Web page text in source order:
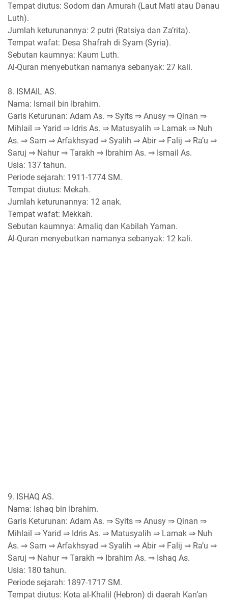
Tempat diutus: Sodom dan Amurah (Laut Mati atau Danau
Luth).
Jumlah keturunannya: 2 putri (Ratsiya dan Za’rita).
Tempat wafat: Desa Shafrah di Syam (Syria).
Sebutan kaumnya: Kaum Luth.
Al-Quran menyebutkan namanya sebanyak: 27 kali.
8. ISMAIL AS.
Nama: Ismail bin Ibrahim.
Garis Keturunan: Adam As. ⇒ Syits ⇒ Anusy ⇒ Qinan ⇒
Mihlail ⇒ Yarid ⇒ Idris As. ⇒ Matusyalih ⇒ Lamak ⇒ Nuh
As. ⇒ Sam ⇒ Arfakhsyad ⇒ Syalih ⇒ Abir ⇒ Falij ⇒ Ra’u ⇒
Saruj ⇒ Nahur ⇒ Tarakh ⇒ Ibrahim As. ⇒ Ismail As.
Usia: 137 tahun.
Periode sejarah: 1911-1774 SM.
Tempat diutus: Mekah.
Jumlah keturunannya: 12 anak.
Tempat wafat: Mekkah.
Sebutan kaumnya: Amaliq dan Kabilah Yaman.
Al-Quran menyebutkan namanya sebanyak: 12 kali.
9. ISHAQ AS.
Nama: Ishaq bin Ibrahim.
Garis Keturunan: Adam As. ⇒ Syits ⇒ Anusy ⇒ Qinan ⇒
Mihlail ⇒ Yarid ⇒ Idris As. ⇒ Matusyalih ⇒ Lamak ⇒ Nuh
As. ⇒ Sam ⇒ Arfakhsyad ⇒ Syalih ⇒ Abir ⇒ Falij ⇒ Ra’u ⇒
Saruj ⇒ Nahur ⇒ Tarakh ⇒ Ibrahim As. ⇒ Ishaq As.
Usia: 180 tahun.
Periode sejarah: 1897-1717 SM.
Tempat diutus: Kota al-Khalil (Hebron) di daerah Kan’an